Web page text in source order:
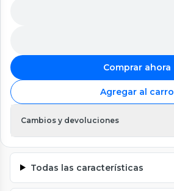
Comprar ahora
Agregar al carro
Cambios y devoluciones
Todas las características